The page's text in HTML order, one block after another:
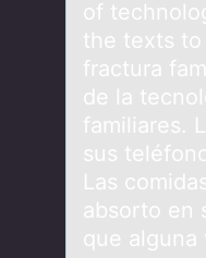
of
the texts
fractura
de la
familiares.
sus
Las
absorto en
que alguna